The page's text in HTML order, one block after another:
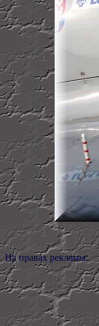
На правах рекламы: